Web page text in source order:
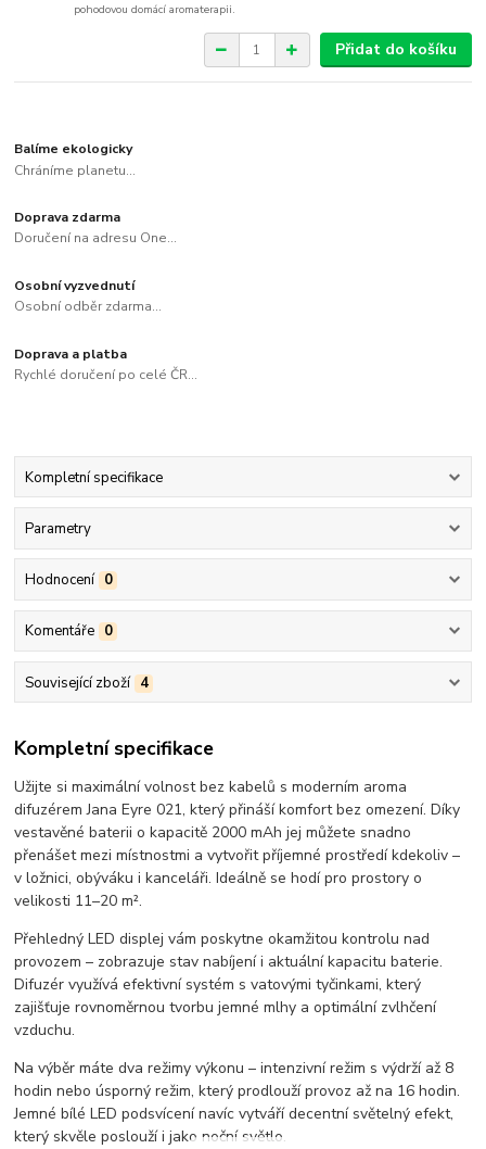
pohodovou domácí aromaterapii.
Přidat do košíku
Balíme ekologicky
Chráníme planetu...
Doprava zdarma
Doručení na adresu One...
Osobní vyzvednutí
Osobní odběr zdarma...
Doprava a platba
Rychlé doručení po celé ČR...
Kompletní specifikace
Parametry
Hodnocení 0
Komentáře 0
Související zboží 4
Kompletní specifikace
Užijte si maximální volnost bez kabelů s moderním aroma
difuzérem Jana Eyre 021, který přináší komfort bez omezení. Díky
vestavěné baterii o kapacitě 2000 mAh jej můžete snadno
přenášet mezi místnostmi a vytvořit příjemné prostředí kdekoliv –
v ložnici, obýváku i kanceláři. Ideálně se hodí pro prostory o
velikosti 11–20 m².
Přehledný LED displej vám poskytne okamžitou kontrolu nad
provozem – zobrazuje stav nabíjení i aktuální kapacitu baterie.
Difuzér využívá efektivní systém s vatovými tyčinkami, který
zajišťuje rovnoměrnou tvorbu jemné mlhy a optimální zvlhčení
vzduchu.
Na výběr máte dva režimy výkonu – intenzivní režim s výdrží až 8
hodin nebo úsporný režim, který prodlouží provoz až na 16 hodin.
Jemné bílé LED podsvícení navíc vytváří decentní světelný efekt,
který skvěle poslouží i jako noční světlo.